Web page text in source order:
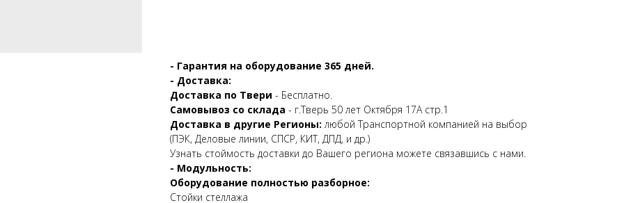
- Гарантия на оборудование 365 дней.
- Доставка:
Доставка по Твери - Бесплатно.
Самовывоз со склада - г.Тверь 50 лет Октября 17А стр.1
Доставка в другие Регионы: любой Транспортной компанией на выбор
(ПЭК, Деловые линии, СПСР, КИТ, ДПД, и др.)
Узнать стоймость доставки до Вашего региона можете связавшись с нами.
- Модульность:
Оборудование полностью разборное:
Стойки стеллажа